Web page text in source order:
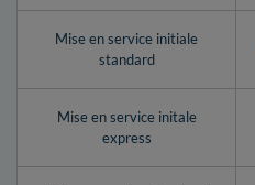
Mise en service initiale
standard
Mise en service initale
express